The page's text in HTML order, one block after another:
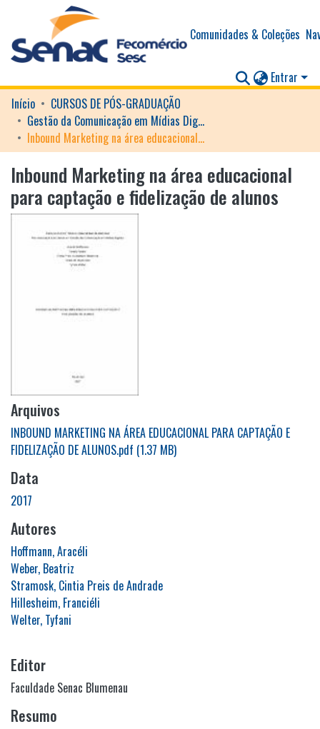
Comunidades & Coleções
Entrar
Início
CURSOS DE PÓS-GRADUAÇÃO
Gestão da Comunicação em Mídias Digitais
Inbound Marketing na área educacional para captação e fidelização de alunos
Inbound Marketing na área educacional
para captação e fidelização de alunos
Arquivos
INBOUND MARKETING NA ÁREA EDUCACIONAL PARA CAPTAÇÃO E
FIDELIZAÇÃO DE ALUNOS.pdf (1.37 MB)
Data
2017
Autores
Hoffmann, Aracéli
Weber, Beatriz
Stramosk, Cintia Preis de Andrade
Hillesheim, Franciéli
Welter, Tyfani
Editor
Faculdade Senac Blumenau
Resumo